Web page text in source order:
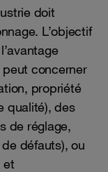
doit
L’objectif
peut concerner
propriété
qualité), des
de réglage,
défauts), ou
et